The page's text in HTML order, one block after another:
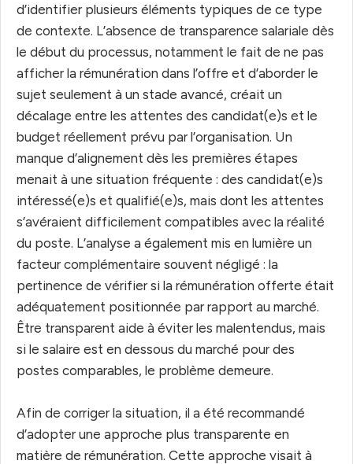
d’identifier plusieurs éléments typiques de ce type
de contexte. L’absence de transparence salariale dès
le début du processus, notamment le fait de ne pas
afficher la rémunération dans l’offre et d’aborder le
sujet seulement à un stade avancé, créait un
décalage entre les attentes des candidat(e)s et le
budget réellement prévu par l’organisation. Un
manque d’alignement dès les premières étapes
menait à une situation fréquente : des candidat(e)s
intéressé(e)s et qualifié(e)s, mais dont les attentes
s’avéraient difficilement compatibles avec la réalité
du poste. L’analyse a également mis en lumière un
facteur complémentaire souvent négligé : la
pertinence de vérifier si la rémunération offerte était
adéquatement positionnée par rapport au marché.
Être transparent aide à éviter les malentendus, mais
si le salaire est en dessous du marché pour des
postes comparables, le problème demeure.
Afin de corriger la situation, il a été recommandé
d’adopter une approche plus transparente en
matière de rémunération. Cette approche visait à